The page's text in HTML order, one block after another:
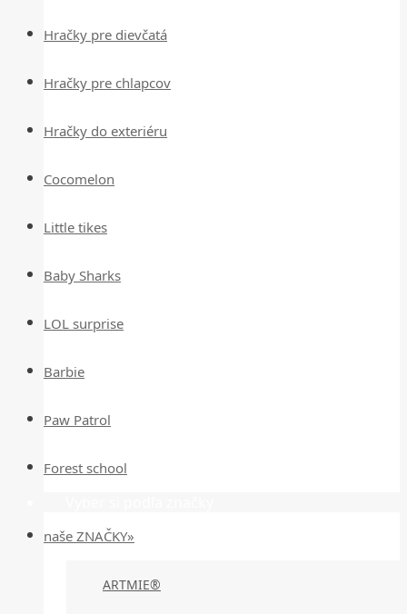
Hračky pre dievčatá
Hračky pre chlapcov
Hračky do exteriéru
Cocomelon
Little tikes
Baby Sharks
LOL surprise
Barbie
Paw Patrol
Forest school
naše ZNAČKY»
ARTMIE®